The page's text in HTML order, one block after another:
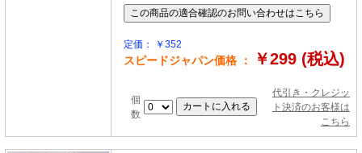
定価： ￥352
スピードジャパン価格 ： ￥299 (税込)
個
数
代引き・クレジッ
ト決済のお客様は
こちら